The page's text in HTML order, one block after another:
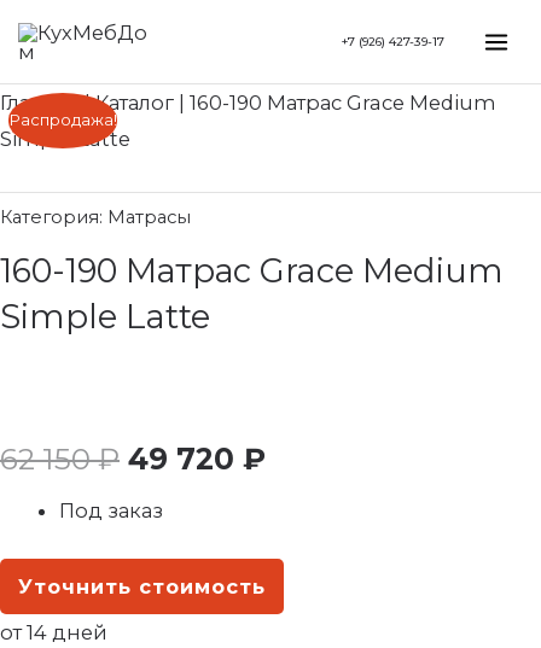
Перейти
содержимому
+7 (926) 427-39-17
Главная|Каталог
160-190 Матрас Grace Medium
Simple Latte
Категория: Матрасы
160-190 Матрас Grace Medium
Simple Latte
Распродажа!
62 150₽
Первоначальная
составляла
62
150 ₽.
49 720 ₽
Текущая
720 ₽.
Под заказ
Уточнить стоимость
от 14 дней
Search...